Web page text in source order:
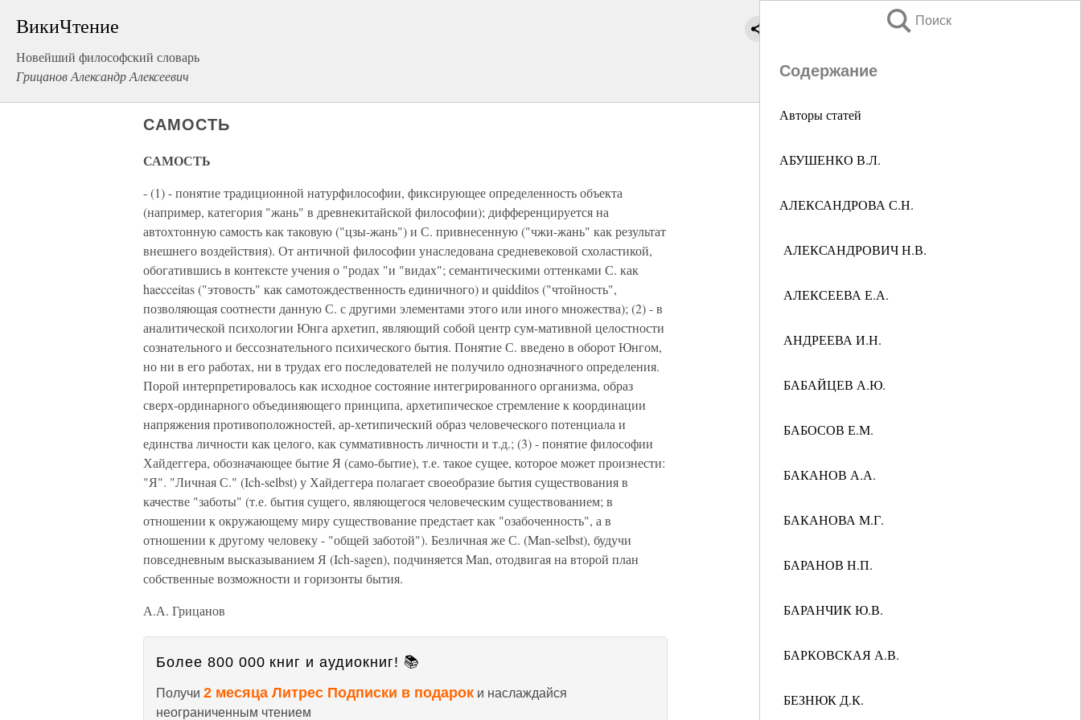
ВикиЧтение
Новейший философский словарь
Грицанов Александр Алексеевич
Поиск
Содержание
Авторы статей
АБУШЕНКО В.Л.
АЛЕКСАНДРОВА С.Н.
АЛЕКСАНДРОВИЧ Н.В.
АЛЕКСЕЕВА Е.А.
АНДРЕЕВА И.Н.
БАБАЙЦЕВ А.Ю.
БАБОСОВ Е.М.
БАКАНОВ А.А.
БАКАНОВА М.Г.
БАРАНОВ Н.П.
БАРАНЧИК Ю.В.
БАРКОВСКАЯ А.В.
БЕЗНЮК Д.К.
САМОСТЬ
САМОСТЬ
- (1) - понятие традиционной натурфилософии, фиксирующее определенность объекта
(например, категория "жань" в древнекитайской философии); дифференцируется на
автохтонную самость как таковую ("цзы-жань") и С. привнесенную ("чжи-жань" как результат
внешнего воздействия). От античной философии унаследована средневековой схоластикой,
обогатившись в контексте учения о "родах "и "видах"; семантическими оттенками С. как
haecceitas ("этовость" как самотождественность единичного) и quidditos ("чтойность",
позволяющая соотнести данную С. с другими элементами этого или иного множества); (2) - в
аналитической психологии Юнга архетип, являющий собой центр сум-мативной целостности
сознательного и бессознательного психического бытия. Понятие С. введено в оборот Юнгом,
но ни в его работах, ни в трудах его последователей не получило однозначного определения.
Порой интерпретировалось как исходное состояние интегрированного организма, образ
сверх-ординарного объединяющего принципа, архетипическое стремление к координации
напряжения противоположностей, ар-хетипический образ человеческого потенциала и
единства личности как целого, как суммативность личности и т.д.; (3) - понятие философии
Хайдеггера, обозначающее бытие Я (само-бытие), т.е. такое сущее, которое может произнести:
"Я". "Личная С." (Ich-selbst) у Хайдеггера полагает своеобразие бытия существования в
качестве "заботы" (т.е. бытия сущего, являющегося человеческим существованием; в
отношении к окружающему миру существование предстает как "озабоченность", а в
отношении к другому человеку - "общей заботой"). Безличная же С. (Man-selbst), будучи
повседневным высказыванием Я (Ich-sagen), подчиняется Man, отодвигая на второй план
собственные возможности и горизонты бытия.
А.А. Грицанов
Более 800 000 книг и аудиокниг! 📚
Получи 2 месяца Литрес Подписки в подарок и наслаждайся
неограниченным чтением